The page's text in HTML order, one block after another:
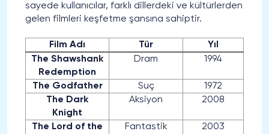
sayede kullanıcılar, farklı dillerdeki ve kültürlerden
gelen filmleri keşfetme şansına sahiptir.
Film Adı Tür
Yıl
The Shawshank
Redemption
Dram 1994
The Godfather Suç
1972
The Dark
Knight
Aksiyon 2008
The Lord of the
Fantastik 2003